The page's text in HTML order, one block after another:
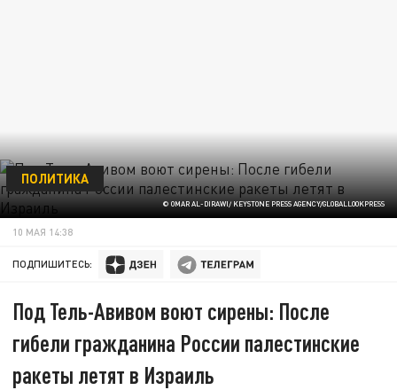
© OMAR AL-DIRAWI/ KEYSTONE PRESS AGENCY/GLOBALLOOKPRESS
ПОЛИТИКА
10 МАЯ 14:38
ПОДПИШИТЕСЬ:
Под Тель-Авивом воют сирены: После
гибели гражданина России палестинские
ракеты летят в Израиль